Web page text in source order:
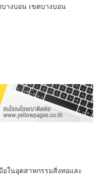
างบอน เขตบางบอน
อในอุตสาหกรรมสิ่งทอและ